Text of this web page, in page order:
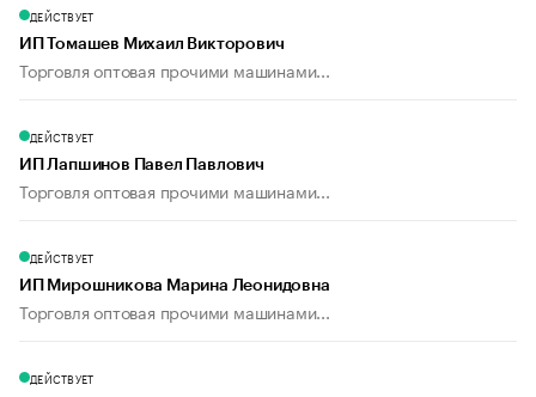
ДЕЙСТВУЕТ
ИП Томашев Михаил Викторович
Торговля оптовая прочими машинами...
ДЕЙСТВУЕТ
ИП Лапшинов Павел Павлович
Торговля оптовая прочими машинами...
ДЕЙСТВУЕТ
ИП Мирошникова Марина Леонидовна
Торговля оптовая прочими машинами...
ДЕЙСТВУЕТ